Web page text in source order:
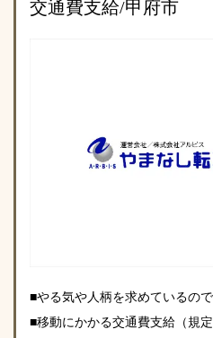
交通費支給/甲府市
■やる気や人柄を求めているの
■移動にかかる交通費支給（規定